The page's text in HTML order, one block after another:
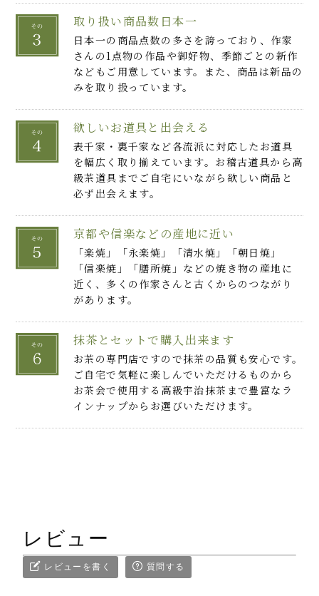
取り扱い商品数日本一
日本一の商品点数の多さを誇っており、作家
さんの1点物の作品や御好物、季節ごとの新作
などもご用意しています。また、商品は新品の
みを取り扱っています。
欲しいお道具と出会える
表千家・裏千家など各流派に対応したお道具
を幅広く取り揃えています。お稽古道具から高
級茶道具までご自宅にいながら欲しい商品と
必ず出会えます。
京都や信楽などの産地に近い
「楽焼」「永楽焼」「清水焼」「朝日焼」
「信楽焼」「膳所焼」などの焼き物の産地に
近く、多くの作家さんと古くからのつながり
があります。
抹茶とセットで購入出来ます
お茶の専門店ですので抹茶の品質も安心です。
ご自宅で気軽に楽しんでいただけるものから
お茶会で使用する高級宇治抹茶まで豊富なラ
インナップからお選びいただけます。
レビュー
レビューを書く 質問する